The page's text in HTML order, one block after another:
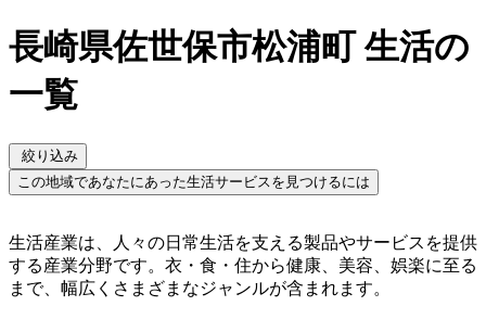
長崎県佐世保市松浦町 生活の
一覧
絞り込み
この地域であなたにあった生活サービスを見つけるには
生活産業は、人々の日常生活を支える製品やサービスを提供
する産業分野です。衣・食・住から健康、美容、娯楽に至る
まで、幅広くさまざまなジャンルが含まれます。